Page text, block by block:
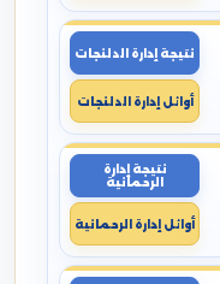
نتيجة إدارة الدلنجات
أوائل إدارة الدلنجات
نتيجة إدارة
الرحمانية
أوائل إدارة الرحمانية